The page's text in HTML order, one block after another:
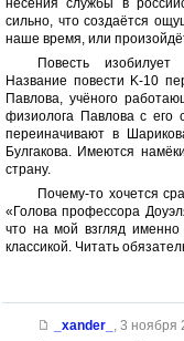
несения службы в
сильно, что создаётся
наше время, или
Повесть
Название повести K-10
Павлова, учёного
физиолога Павлова с
переиначивают в
Булгакова. Имеются
страну.
Почему-то хочется
«Голова профессора
что на мой взгляд
классикой. Читать
_xander_ , 3 ноября